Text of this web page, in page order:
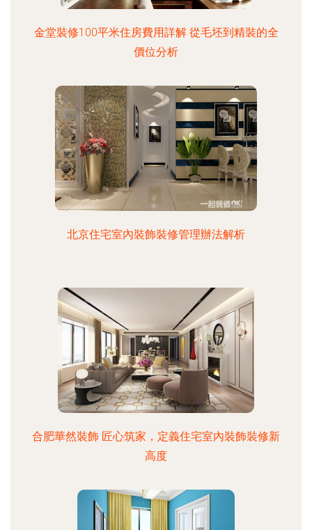
金堂裝修100平米住房費用詳解 從毛坯到精裝的全
價位分析
北京住宅室內裝飾裝修管理辦法解析
合肥華然裝飾 匠心筑家，定義住宅室內裝飾裝修新
高度